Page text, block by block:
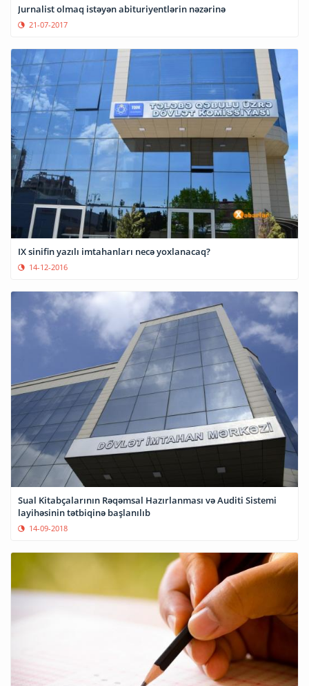
Jurnalist olmaq istəyən abituriyentlərin nəzərinə
21-07-2017
IX sinifin yazılı imtahanları necə yoxlanacaq?
14-12-2016
Sual Kitabçalarının Rəqəmsal Hazırlanması və Auditi Sistemi
layihəsinin tətbiqinə başlanılıb
14-09-2018